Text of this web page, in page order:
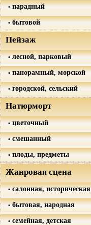
парадный
бытовой
Пейзаж
лесной, парковый
панорамный, морской
городской, сельский
Натюрморт
цветочный
смешанный
плоды, предметы
Жанровая сцена
салонная, историческая
бытовая, народная
семейная, детская